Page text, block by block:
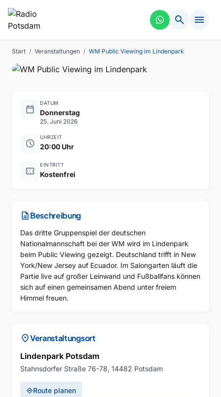
search menu
Start / Veranstaltungen / WM Public Viewing im Lindenpark
PUBLIC VIEWING
Lindenpark
calendar_today
DATUM
Donnerstag
25. Juni 2026
schedule
UHRZEIT
20:00 Uhr
confirmation_number
EINTRITT
Kostenfrei
descriptionBeschreibung
Das dritte Gruppenspiel der deutschen
Nationalmannschaft bei der WM wird im Lindenpark
beim Public Viewing gezeigt. Deutschland trifft in New
York/New Jersey auf Ecuador. Im Salongarten läuft die
Partie live auf großer Leinwand und Fußballfans können
sich auf einen gemeinsamen Abend unter freiem
Himmel freuen.
location_onVeranstaltungsort
Lindenpark Potsdam
Stahnsdorfer Straße 76-78, 14482 Potsdam
directionsRoute planen